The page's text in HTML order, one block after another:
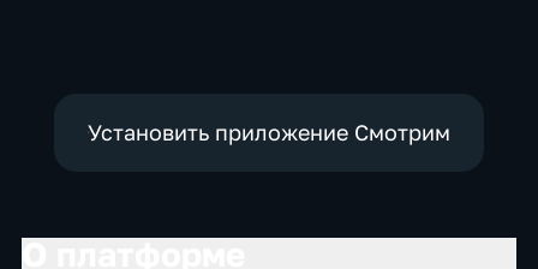
Установить приложение Смотрим